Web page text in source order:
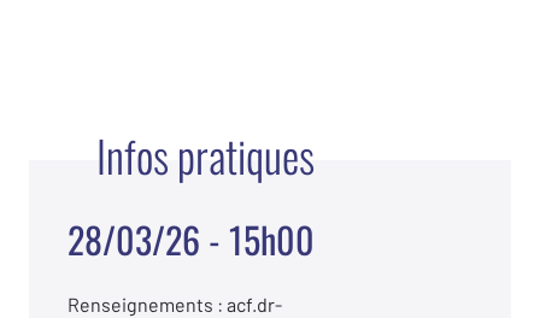
Infos pratiques
28/03/26 - 15h00
Renseignements : acf.dr-